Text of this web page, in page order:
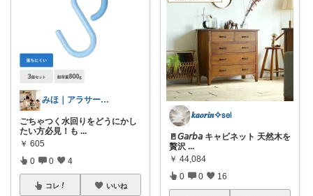
みほ｜アラサー主婦｜共働き｜2児育児中
ごちゃつく水回りをどうにかし
たい方必見！も ...
￥ 605
0 0 4
コレ いいね
𝒌𝒂𝒐𝒓𝒊𝒏✧𝗌𝖾𝗅
🚪𝘎𝘢𝘳𝘣𝘢 キャビネット 天然木を
贅沢 ...
￥ 44,084
0 0 16